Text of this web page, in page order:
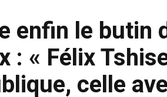
enfin le butin
: « Félix
celle